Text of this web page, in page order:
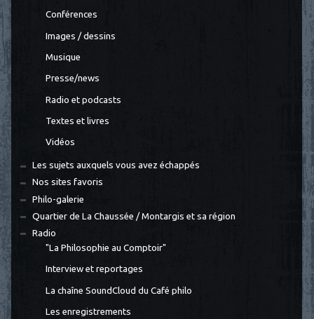
Conférences
Images / dessins
Musique
Presse/news
Radio et podcasts
Textes et livres
Vidéos
Les sujets auxquels vous avez échappés
Nos sites favoris
Philo-galerie
Quartier de La Chaussée / Montargis et sa région
Radio
"La Philosophie au Comptoir"
Interview et reportages
La chaîne SoundCloud du Café philo
Les enregistrements